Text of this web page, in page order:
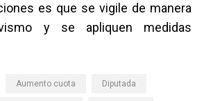
es que se vigile de manera
y se apliquen medidas
Aumento cuota Diputada